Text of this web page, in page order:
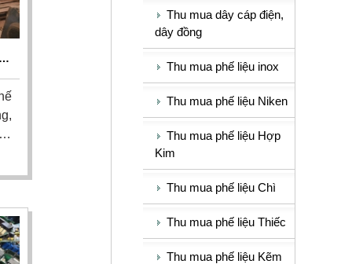
Thu mua dây cáp điện,
dây đồng
Thu mua phế liệu inox
Thu mua phế liệu Niken
Thu mua phế liệu Hợp
Kim
Thu mua phế liệu Chì
Thu mua phế liệu Thiếc
Thu mua phế liệu Kẽm